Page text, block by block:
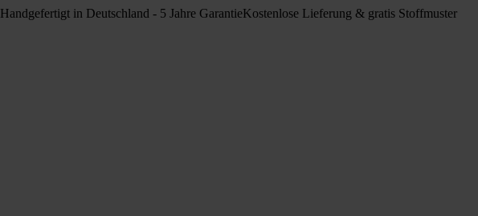
Handgefertigt in Deutschland - 5 Jahre GarantieKostenlose Lieferung & gratis Stoffmuster